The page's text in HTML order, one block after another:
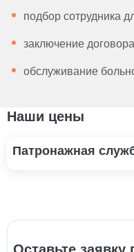
подбор сотрудника
заключение
обслуживание
Наши цены
Патронажная
1 300 ₽